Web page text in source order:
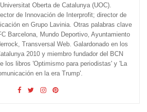
Oberta de Catalunya (UOC).
de Innovación de Interprofit; director de
en Grupo Lavinia. Otras palabras clave
Barcelona, Mundo Deportivo, Ayuntamiento
Transversal Web. Galardonado en los
2010 y miembro fundador del BCN
los libros 'Optimismo para periodistas' y 'La
en la era Trump'.